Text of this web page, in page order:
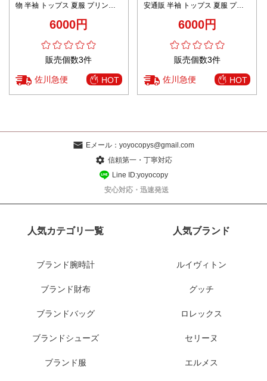
物 半袖 トップス 夏服 プリント
6000円
販売個数3件
佐川急便 HOT
安通販 半袖 トップス 夏服 プリ
6000円
販売個数3件
佐川急便 HOT
Eメール： yoyocopys@gmail.com
信頼第一・丁寧対応
Line ID:yoyocopy
安心対応・迅速発送
人気カテゴリ一覧
ブランド腕時計
ブランド財布
ブランドバッグ
ブランドシューズ
ブランド服
人気ブランド
ルイヴィトン
グッチ
ロレックス
セリーヌ
エルメス